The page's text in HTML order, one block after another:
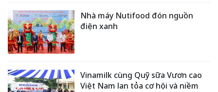
Nhà máy Nutifood đón nguồn
điện xanh
Vinamilk cùng Quỹ sữa Vươn cao
Việt Nam lan tỏa cơ hội và niềm